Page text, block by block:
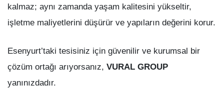
kalmaz; aynı zamanda yaşam kalitesini yükseltir,
işletme maliyetlerini düşürür ve yapıların değerini korur.
Esenyurt’taki tesisiniz için güvenilir ve kurumsal bir
çözüm ortağı arıyorsanız, VURAL GROUP
yanınızdadır.